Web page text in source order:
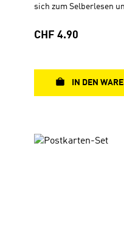
sich zum Selberlesen
Blumensamentütchen
Regulärer Preis:
CHF 4.90
IN DEN